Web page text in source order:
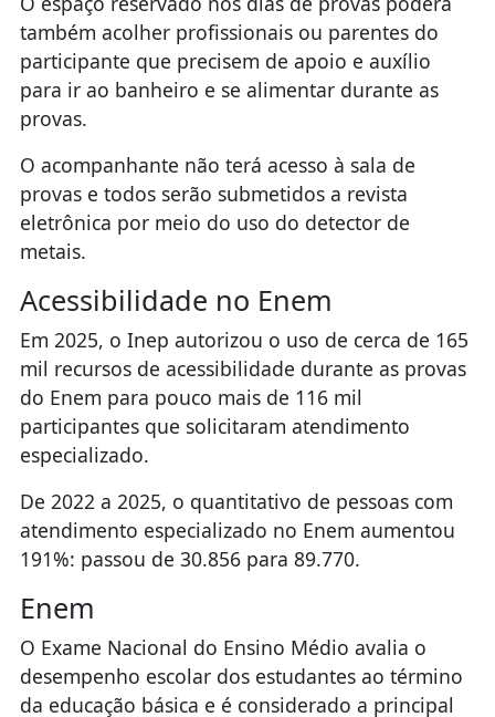
também acolher profissionais ou parentes do
participante que precisem de apoio e auxílio
para ir ao banheiro e se alimentar durante as
provas.
O acompanhante não terá acesso à sala de
provas e todos serão submetidos a revista
eletrônica por meio do uso do detector de
metais.
Acessibilidade no Enem
Em 2025, o Inep autorizou o uso de cerca de 165
mil recursos de acessibilidade durante as provas
do Enem para pouco mais de 116 mil
participantes que solicitaram atendimento
especializado.
De 2022 a 2025, o quantitativo de pessoas com
atendimento especializado no Enem aumentou
191%: passou de 30.856 para 89.770.
Enem
O Exame Nacional do Ensino Médio avalia o
desempenho escolar dos estudantes ao término
da educação básica e é considerado a principal